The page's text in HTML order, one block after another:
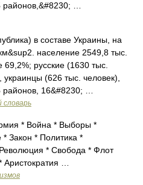
…
в составе Украины, на
население 2549,8 тыс.
69,2%; русские (1630 тыс.
(626 тыс. человек),
16&#8230; …
словарь
* Война * Выборы *
Закон * Политика *
* Свобода * Флот
…